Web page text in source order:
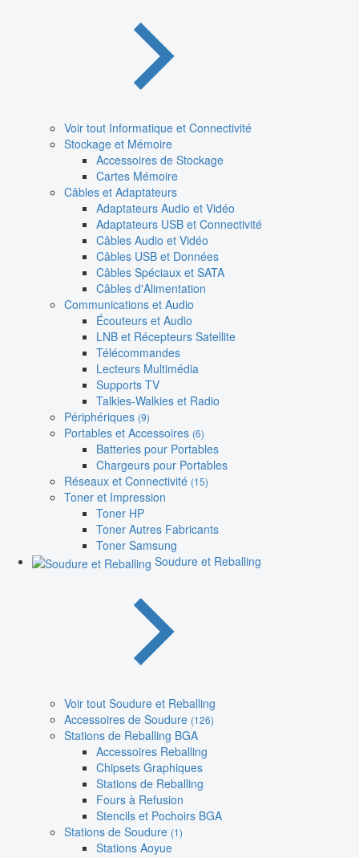
Voir tout Informatique et Connectivité
Stockage et Mémoire
Accessoires de Stockage
Cartes Mémoire
Câbles et Adaptateurs
Adaptateurs Audio et Vidéo
Adaptateurs USB et Connectivité
Câbles Audio et Vidéo
Câbles USB et Données
Câbles Spéciaux et SATA
Câbles d'Alimentation
Communications et Audio
Écouteurs et Audio
LNB et Récepteurs Satellite
Télécommandes
Lecteurs Multimédia
Supports TV
Talkies-Walkies et Radio
Périphériques (9)
Portables et Accessoires (6)
Batteries pour Portables
Chargeurs pour Portables
Réseaux et Connectivité (15)
Toner et Impression
Toner HP
Toner Autres Fabricants
Toner Samsung
Soudure et Reballing
Voir tout Soudure et Reballing
Accessoires de Soudure (126)
Stations de Reballing BGA
Accessoires Reballing
Chipsets Graphiques
Stations de Reballing
Fours à Refusion
Stencils et Pochoirs BGA
Stations de Soudure (1)
Stations Aoyue